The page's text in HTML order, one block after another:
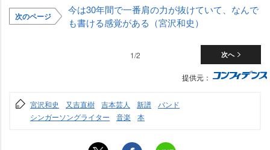
次のページ
今は30年間で一番肩の力が抜けていて、なんで
も書ける感覚がある（宮沢和史）
次へ
1/2
提供元：
宮沢和史 又吉直樹 吉本芸人 新譜
バンド
シンガーソングライター
音楽 本